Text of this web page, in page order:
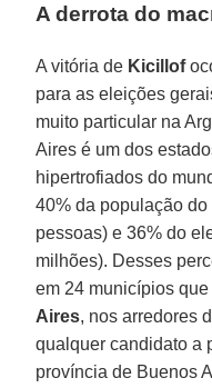
A derrota do
A vitória de Kicillof
para as eleições
muito particular na
Aires é um dos
hipertrofiados do
40% da população
pessoas) e 36% do
milhões). Desses
em 24 municípios
Aires, nos arredores
qualquer candidato a
província de Buenos